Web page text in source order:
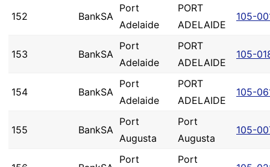
152 BankSA
Port
Adelaide
PORT
ADELAIDE
105-
153 BankSA
Port
Adelaide
PORT
ADELAIDE
105-
154 BankSA
Port
Adelaide
PORT
ADELAIDE
105-
155 BankSA
Port
Augusta
Port
Augusta
105-
Port
Port